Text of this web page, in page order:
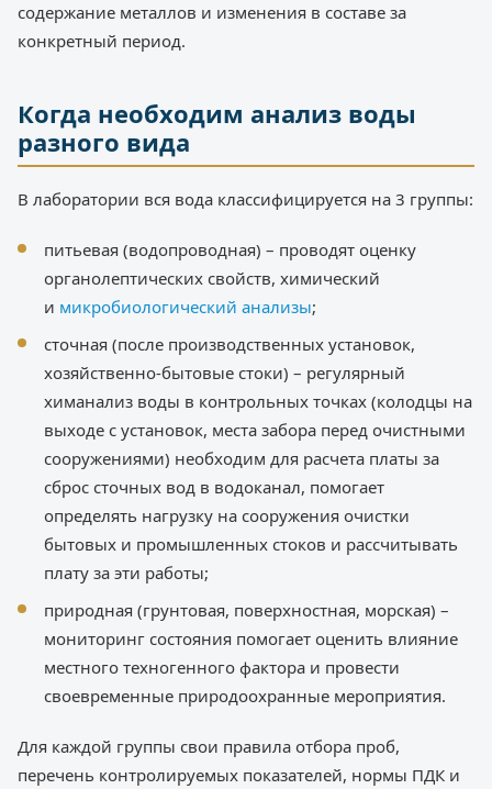
содержание металлов и изменения в составе за
конкретный период.
Когда необходим анализ воды
разного вида
В лаборатории вся вода классифицируется на 3 группы:
питьевая (водопроводная) – проводят оценку
органолептических свойств, химический
и микробиологический анализы;
сточная (после производственных установок,
хозяйственно-бытовые стоки) – регулярный
химанализ воды в контрольных точках (колодцы на
выходе с установок, места забора перед очистными
сооружениями) необходим для расчета платы за
сброс сточных вод в водоканал, помогает
определять нагрузку на сооружения очистки
бытовых и промышленных стоков и рассчитывать
плату за эти работы;
природная (грунтовая, поверхностная, морская) –
мониторинг состояния помогает оценить влияние
местного техногенного фактора и провести
своевременные природоохранные мероприятия.
Для каждой группы свои правила отбора проб,
перечень контролируемых показателей, нормы ПДК и